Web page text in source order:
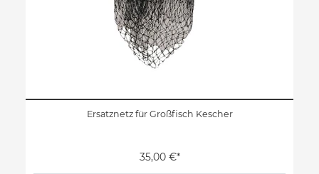
Ersatznetz für Großfisch Kescher
35,00 €*